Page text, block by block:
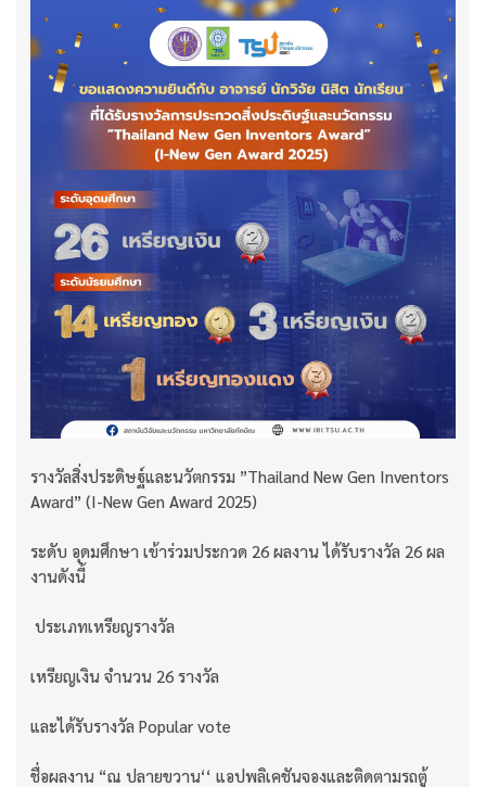
รางวัลสิ่งประดิษฐ์และนวัตกรรม ”Thailand New Gen Inventors
Award” (I-New Gen Award 2025)
ระดับ อุดมศึกษา เข้าร่วมประกวด 26 ผลงาน ได้รับรางวัล 26 ผล
งานดังนี้
ประเภทเหรียญรางวัล
เหรียญเงิน จำนวน 26 รางวัล
และได้รับรางวัล Popular vote
ชื่อผลงาน “ณ ปลายขวาน‘‘ แอปพลิเคชันจองและติดตามรถตู้